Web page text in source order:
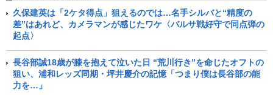
久保建英は「2ケタ得点」狙えるのでは…名手シルバと“精度の
差”はあれど、カメラマンが感じたワケ〈バルサ戦好守で同点弾の
起点〉
長谷部誠18歳が膝を抱えて泣いた日 “荒川行き”を命じたオフトの
狙い、浦和レッズ同期・坪井慶介の記憶「つまり僕は長谷部の能
力を…」